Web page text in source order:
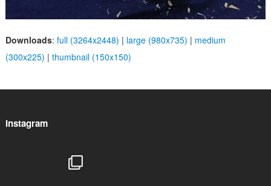
Downloads: full (3264x2448) | large (980x735) | medium
(300x225) | thumbnail (150x150)
Instagram